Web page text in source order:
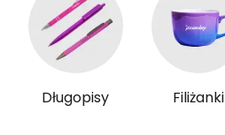
Długopisy Filiżanki